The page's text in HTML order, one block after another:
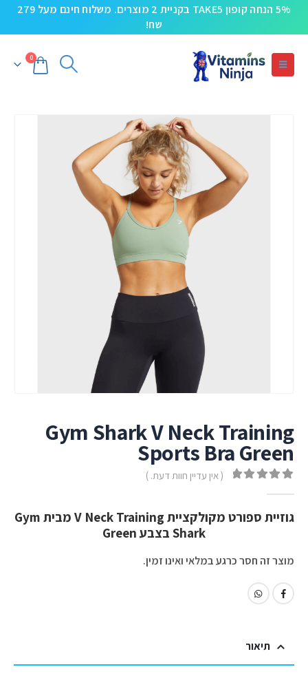
5% הנחה קופון TAKE5 בקניית 2 מוצרים. משלוח חינם מעל 279
שח!
0
Gym Shark V Neck Training
Sports Bra Green
( אין עדיין חוות דעת. )
גוזיית ספורט מקולקציית V Neck Training מבית Gym
Shark בצבע Green
מוצר זה חסר כרגע במלאי ואינו זמין.
תיאור